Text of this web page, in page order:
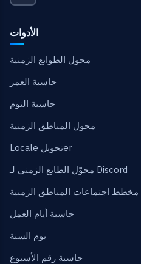
الأدوات
محول الطوابع الزمنية
حاسبة العمر
حاسبة النوم
محول المناطق الزمنية
Locale تحويلer
محوّل الطابع الزمني لـ Discord
مخطط اجتماعات المناطق الزمنية
حاسبة أيام العمل
يوم السنة
حاسبة رقم الأسبوع